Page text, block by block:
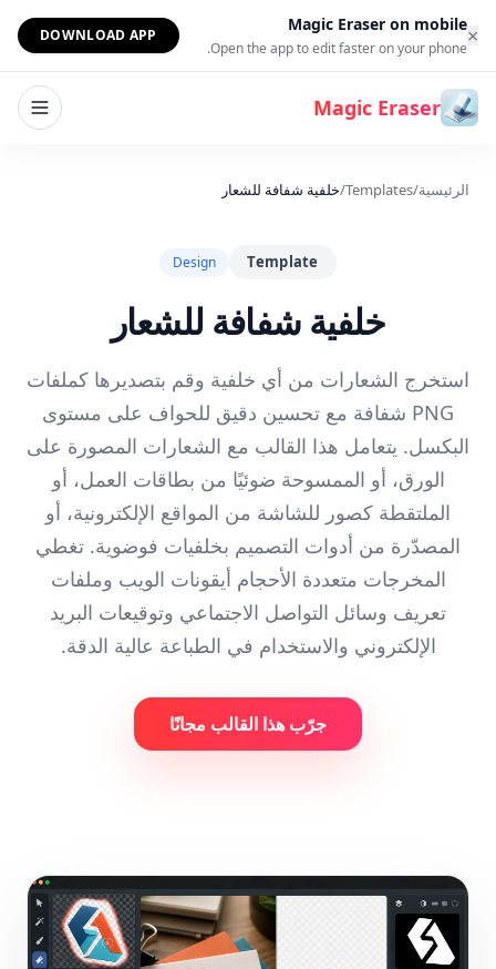
تخطي إلى المحتوى
×
Magic Eraser on mobile
Open the app to edit faster on your phone.
DOWNLOAD APP
Magic Eraser
الرئيسية/
Templates
/خلفية شفافة للشعار
Template
Design
خلفية شفافة للشعار
استخرج الشعارات من أي خلفية وقم بتصديرها كملفات
PNG شفافة مع تحسين دقيق للحواف على مستوى
البكسل. يتعامل هذا القالب مع الشعارات المصورة على
الورق، أو الممسوحة ضوئيًا من بطاقات العمل، أو
الملتقطة كصور للشاشة من المواقع الإلكترونية، أو
المصدّرة من أدوات التصميم بخلفيات فوضوية. تغطي
المخرجات متعددة الأحجام أيقونات الويب وملفات
تعريف وسائل التواصل الاجتماعي وتوقيعات البريد
الإلكتروني والاستخدام في الطباعة عالية الدقة.
جرّب هذا القالب مجانًا